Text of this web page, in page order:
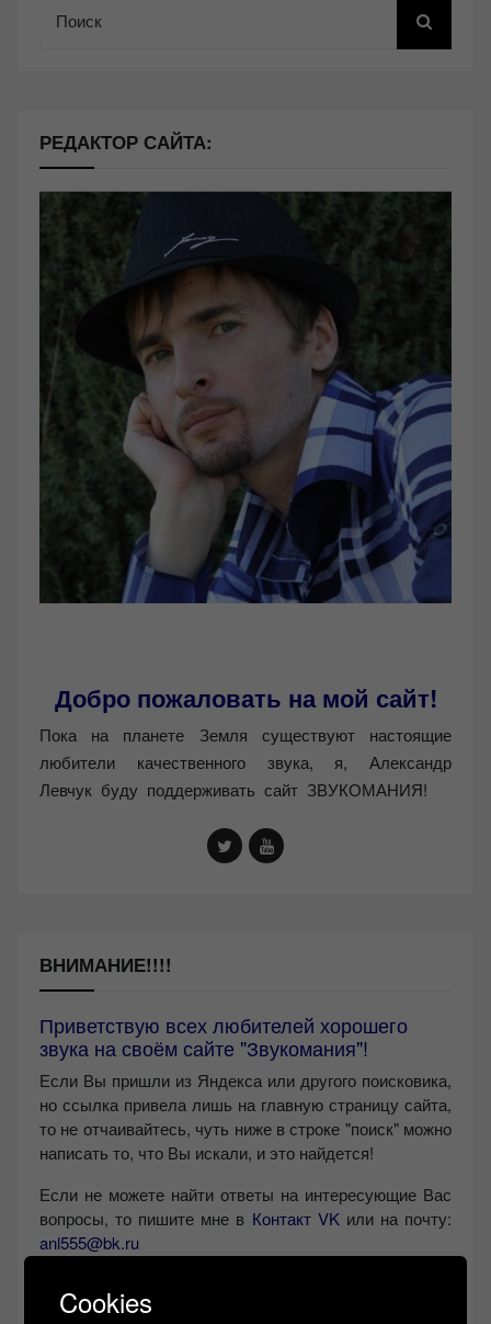
РЕДАКТОР САЙТА:
Добро пожаловать на мой сайт!
Пока на планете Земля существуют настоящие
любители качественного звука, я, Александр
Левчук буду поддерживать сайт ЗВУКОМАНИЯ!
ВНИМАНИЕ!!!!
Приветствую всех любителей хорошего
звука на своём сайте "Звукомания"!
Если Вы пришли из Яндекса или другого поисковика,
но ссылка привела лишь на главную страницу сайта,
то не отчаивайтесь, чуть ниже в строке "поиск" можно
написать то, что Вы искали, и это найдется!
Если не можете найти ответы на интересующие Вас
вопросы, то пишите мне в Контакт VKили на почту:
anl555@bk.ru
Александр Николаевич!
Cookies